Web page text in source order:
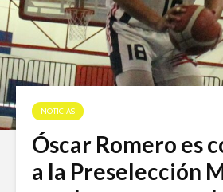
NOTICIAS
Óscar Romero es
a la Preselección